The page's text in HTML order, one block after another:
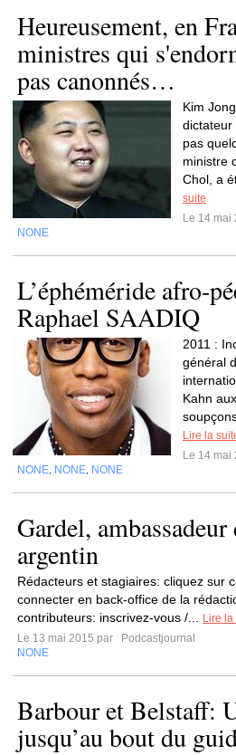
Heureusement, en
ministres qui
pas canonnés…
Kim
dictateur
pas
ministre
Chol, a
suite
Le 14 mai
NONE
L’éphéméride afro-
Raphael SAADIQ
2011 :
général
Kahn
Lire la
Le 14 mai
NONE NONE NONE
Gardel,
argentin
Rédacteurs et stagiaires: cliquez sur
connecter en back-office de la
contributeurs: inscrivez-vous /...
Lire la
Le 13 mai 2015 par
Podcastjournal
NONE
Barbour et Belstaff:
jusqu’au bout du